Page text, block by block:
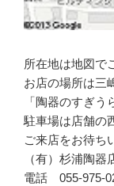
所在地は地図で
お店の場所は三
「陶器のすぎう
駐車場は店舗の
ご来店をお待ち
（有）杉浦陶
電話 055-975-